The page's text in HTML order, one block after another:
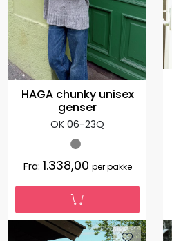
HAGA chunky unisex
genser
OK 06-23Q
Fra: 1.338,00 per pakke